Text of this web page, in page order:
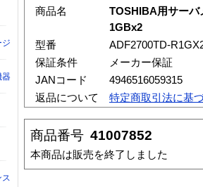
商品名
TOSHIBA用サーバ
1GBx2
型番
ADF2700TD-
保証条件
メーカー保証
JANコード
4946516059315
返品について
特定商取引法に基
商品番号 41007852
本商品は販売を終了しました
ジ
器
ス